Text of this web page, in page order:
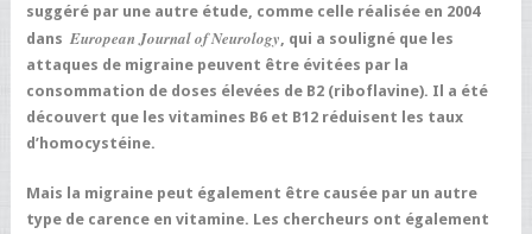
suggéré par une autre étude, comme celle réalisée en 2004
dans European Journal of Neurology , qui a souligné que les
attaques de migraine peuvent être évitées par la
consommation de doses élevées de B2 (riboflavine). Il a été
découvert que les vitamines B6 et B12 réduisent les taux
d’homocystéine.
Mais la migraine peut également être causée par un autre
type de carence en vitamine. Les chercheurs ont également